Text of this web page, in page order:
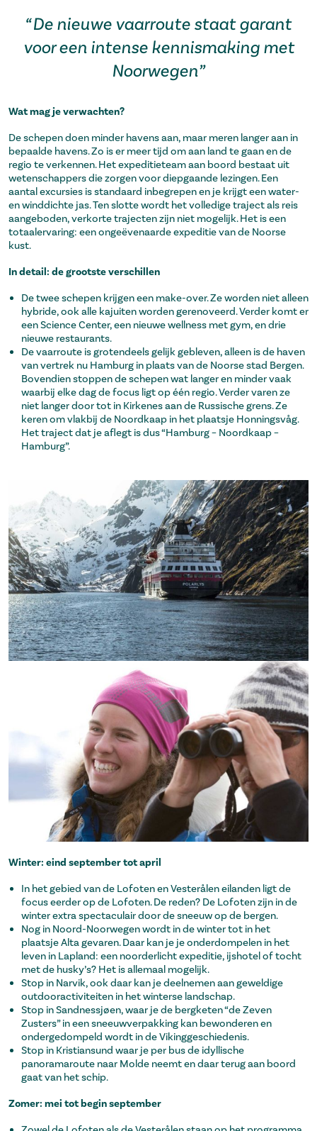
“De nieuwe vaarroute staat garant
voor een intense kennismaking met
Noorwegen”
Wat mag je verwachten?
De schepen doen minder havens aan, maar meren langer aan in
bepaalde havens. Zo is er meer tijd om aan land te gaan en de
regio te verkennen. Het expeditieteam aan boord bestaat uit
wetenschappers die zorgen voor diepgaande lezingen. Een
aantal excursies is standaard inbegrepen en je krijgt een water-
en winddichte jas. Ten slotte wordt het volledige traject als reis
aangeboden, verkorte trajecten zijn niet mogelijk. Het is een
totaalervaring: een ongeëvenaarde expeditie van de Noorse
kust.
In detail: de grootste verschillen
De twee schepen krijgen een make-over. Ze worden niet alleen
hybride, ook alle kajuiten worden gerenoveerd. Verder komt er
een Science Center, een nieuwe wellness met gym, en drie
nieuwe restaurants.
De vaarroute is grotendeels gelijk gebleven, alleen is de haven
van vertrek nu Hamburg in plaats van de Noorse stad Bergen.
Bovendien stoppen de schepen wat langer en minder vaak
waarbij elke dag de focus ligt op één regio. Verder varen ze
niet langer door tot in Kirkenes aan de Russische grens. Ze
keren om vlakbij de Noordkaap in het plaatsje Honningsvåg.
Het traject dat je aflegt is dus “Hamburg – Noordkaap –
Hamburg”.
Winter: eind september tot april
In het gebied van de Lofoten en Vesterålen eilanden ligt de
focus eerder op de Lofoten. De reden? De Lofoten zijn in de
winter extra spectaculair door de sneeuw op de bergen.
Nog in Noord-Noorwegen wordt in de winter tot in het
plaatsje Alta gevaren. Daar kan je je onderdompelen in het
leven in Lapland: een noorderlicht expeditie, ijshotel of tocht
met de husky’s? Het is allemaal mogelijk.
Stop in Narvik, ook daar kan je deelnemen aan geweldige
outdooractiviteiten in het winterse landschap.
Stop in Sandnessjøen, waar je de bergketen “de Zeven
Zusters” in een sneeuwverpakking kan bewonderen en
ondergedompeld wordt in de Vikinggeschiedenis.
Stop in Kristiansund waar je per bus de idyllische
panoramaroute naar Molde neemt en daar terug aan boord
gaat van het schip.
Zomer: mei tot begin september